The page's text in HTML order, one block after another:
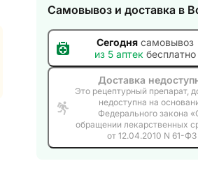
Самовывоз и доставка в
Сегоднясамовывоз
из 5 аптек бесплатно
Доставка
Это рецептурный препарат,
недоступна на
Федерального закона
обращении лекарственных
от 12.04.2010 N 61-ФЗ